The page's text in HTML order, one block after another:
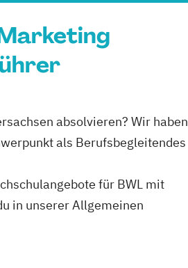
absolvieren? Wir haben
als Berufsbegleitendes
für BWL mit
in unserer Allgemeinen